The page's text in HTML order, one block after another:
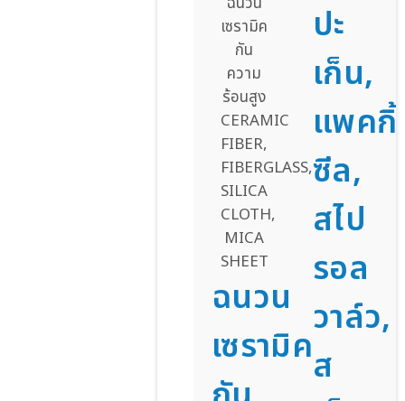
ฉนวน
เซรามิค
ปะ
เก็น,
แพคกิ้
ซีล,
สไป
รอล
วาล์ว,
ส